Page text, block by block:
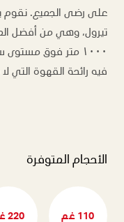
على رضى الجميع. نقوم
تيرول، وهي من أفضل
١٠٠٠ متر فوق
فيه رائحة القهوة التي
الأحجام المتوفرة
110 غم 220 غم